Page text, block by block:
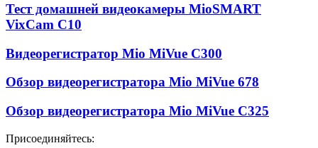
Тест домашней видеокамеры MioSMART
VixCam C10
Видеорегистратор Mio MiVue C300
Обзор видеорегистратора Mio MiVue 678
Обзор видеорегистратора Mio MiVue C325
Присоединяйтесь: